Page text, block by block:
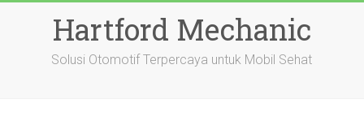
Hartford Mechanic
Solusi Otomotif Terpercaya untuk Mobil Sehat